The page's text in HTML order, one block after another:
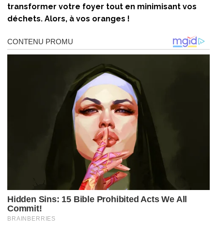
transformer votre foyer tout en minimisant vos
déchets. Alors, à vos oranges !